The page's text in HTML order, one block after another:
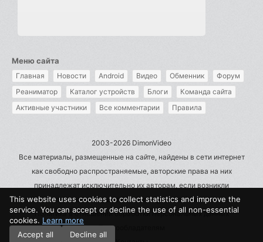
Меню сайта
Главная Новости Android Видео Обменник
Форум
Реаниматор
Каталог устройств Блоги
Команда сайта
Активные участники
Все комментарии Правила
2003-2026 DimonVideo
Все материалы, размещенные на сайте, найдены в сети интернет
как свободно распространяемые, авторские права на них
принадлежат исключительно их авторам, если возникли
претензии - пишите на admin@dimonvideo.ru
Политика в отношении обработки персональных данных
Правообладателям
This website uses cookies to collect statistics and improve the
service. You can accept or decline the use of all non-essential
cookies. Learn more
Accept all
Decline all